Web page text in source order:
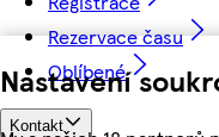
Nastavení
Rezervace času
Oblíbené
Kontakt